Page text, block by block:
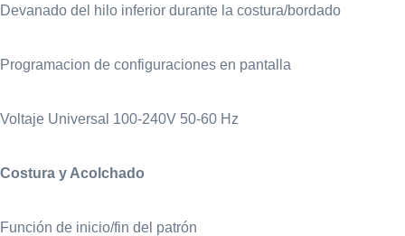
Devanado del hilo inferior durante la costura/bordado
Programacion de configuraciones en pantalla
Voltaje Universal 100-240V 50-60 Hz
Costura y Acolchado
Función de inicio/fin del patrón